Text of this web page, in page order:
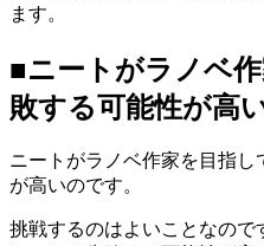
ます。
■ニートがラノベ
敗する可能性が高
ニートがラノベ作家を目指
が高いのです。
挑戦するのはよいことなので